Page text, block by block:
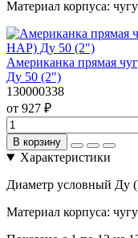
Материал корпуса:
Американка прямая
Ду 50 (2")
130000338
от 927 ₽
В корзину
Характеристики
Диаметр условный Ду
Материал корпуса: